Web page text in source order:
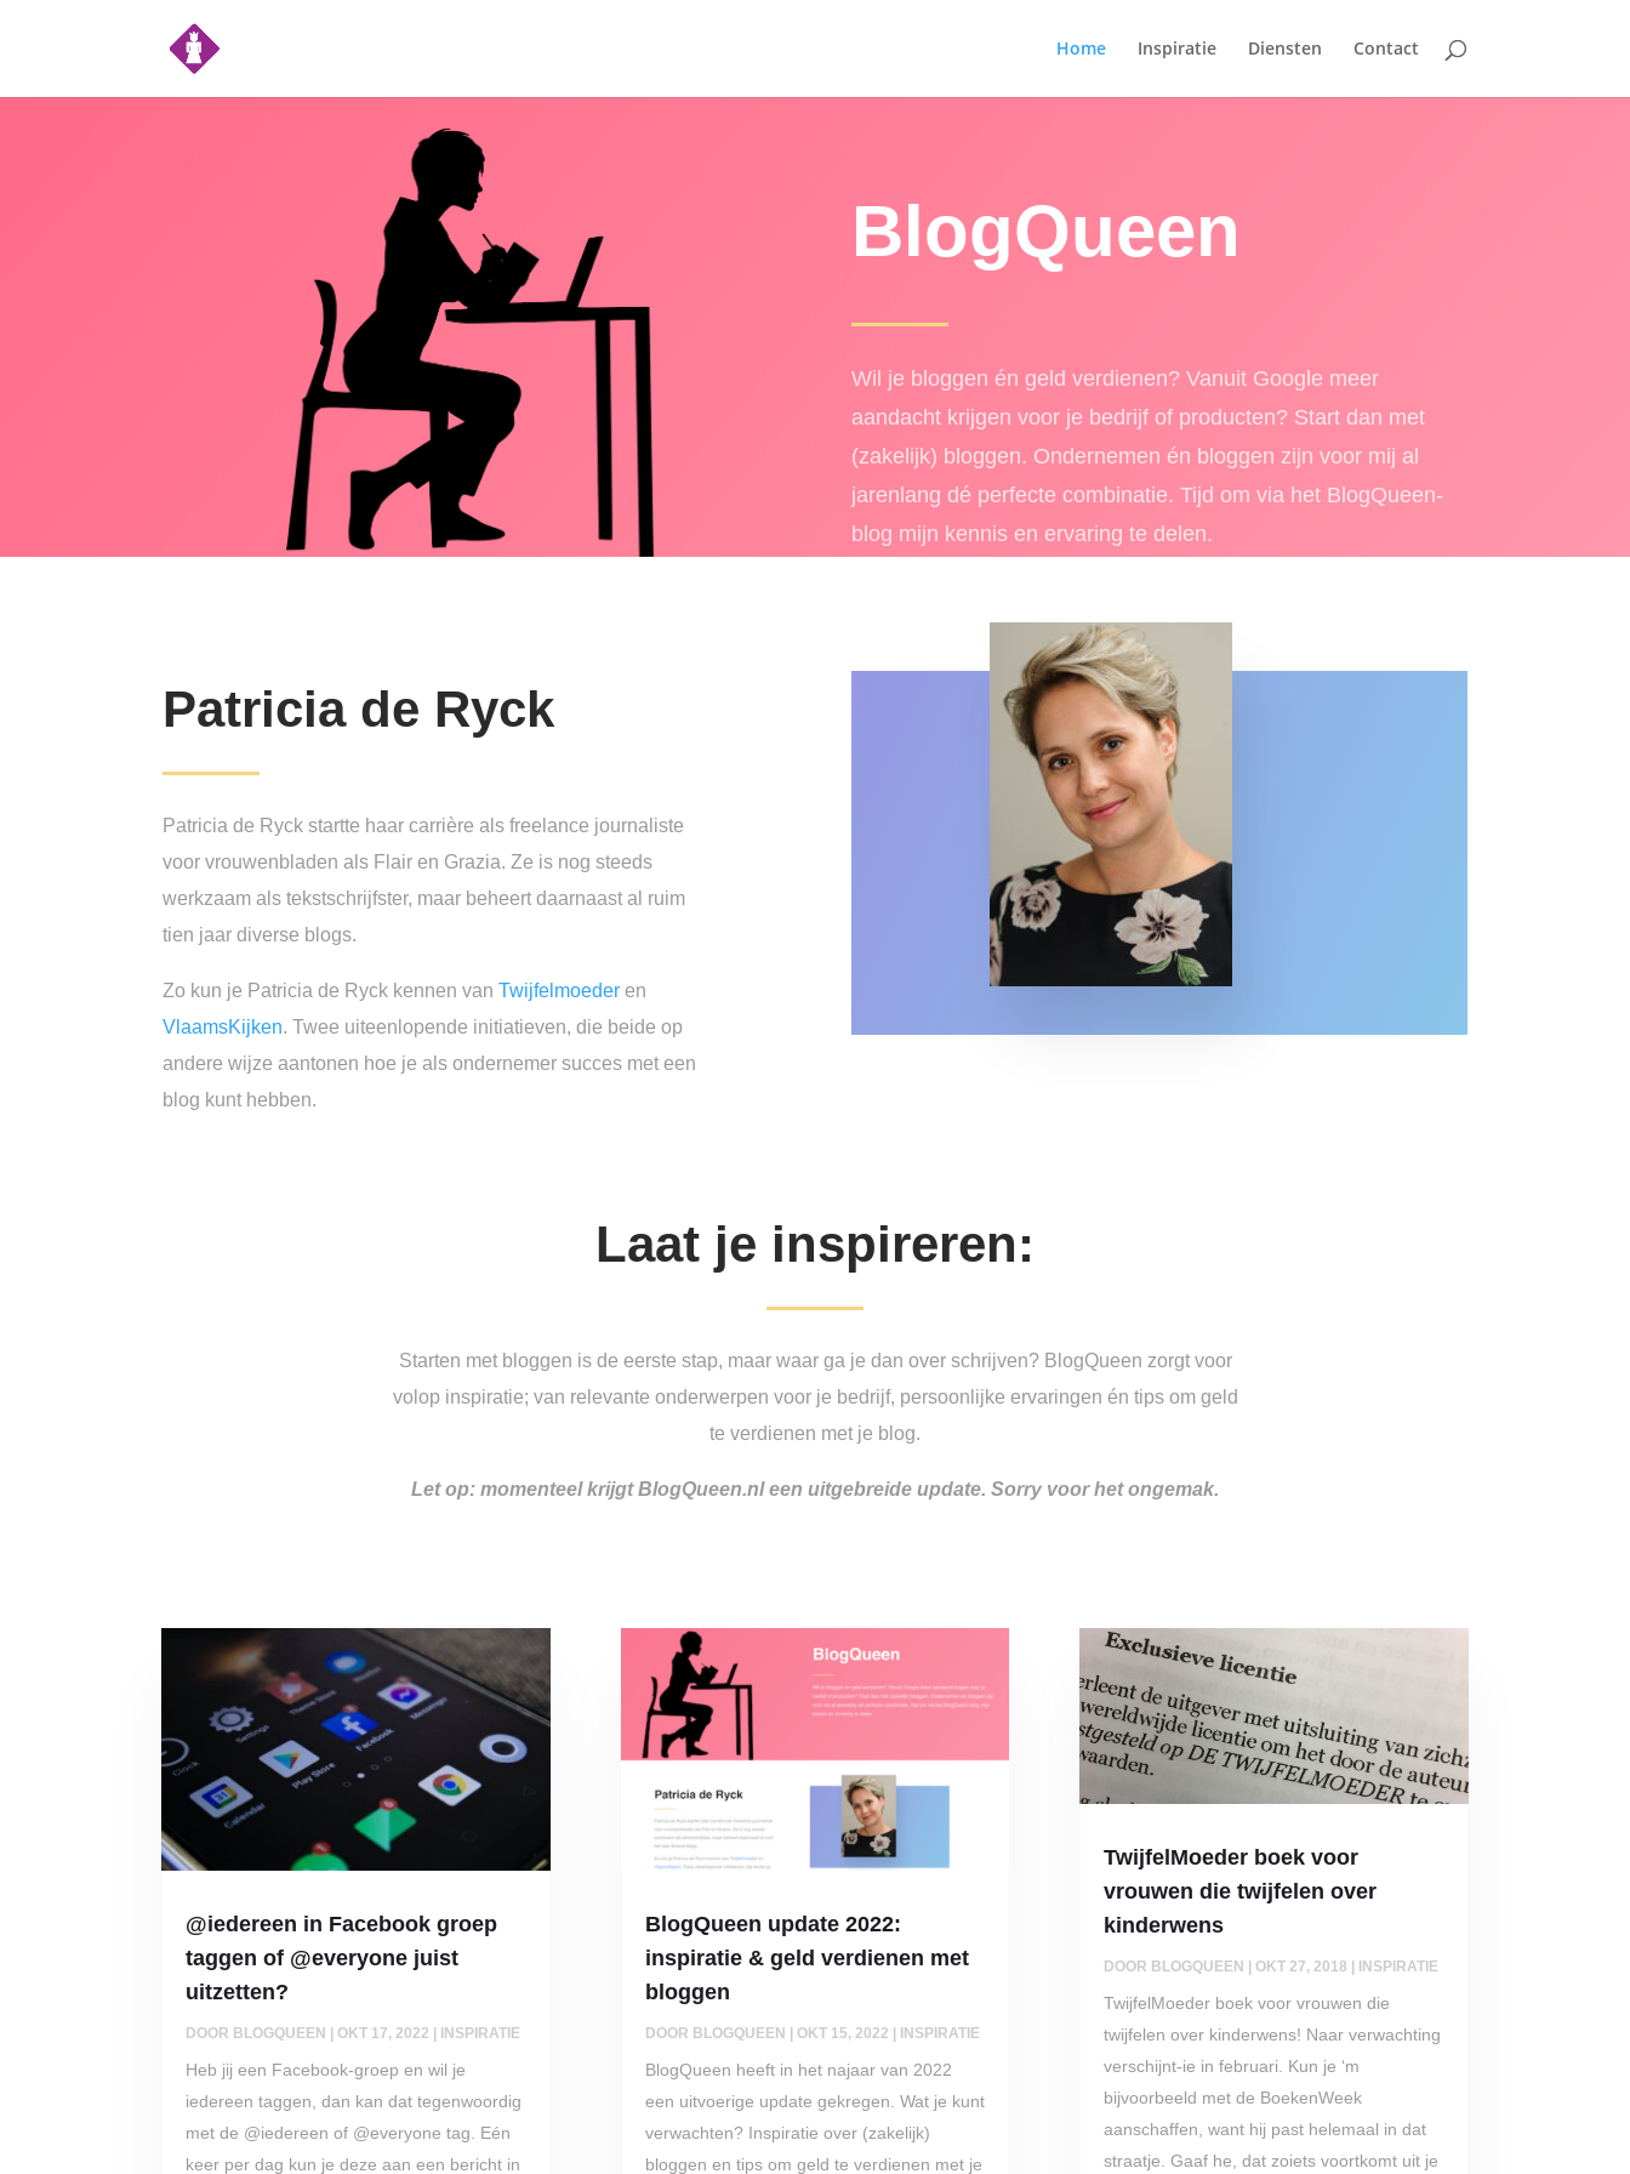
Home Inspiratie Diensten Contact
BlogQueen
Wil je bloggen én geld verdienen? Vanuit Google meer
aandacht krijgen voor je bedrijf of producten? Start dan met
(zakelijk) bloggen. Ondernemen én bloggen zijn voor mij al
jarenlang dé perfecte combinatie. Tijd om via het BlogQueen-
blog mijn kennis en ervaring te delen.
Patricia de Ryck
Patricia de Ryck startte haar carrière als freelance journaliste
voor vrouwenbladen als Flair en Grazia. Ze is nog steeds
werkzaam als tekstschrijfster, maar beheert daarnaast al ruim
tien jaar diverse blogs.
Zo kun je Patricia de Ryck kennen vanTwijfelmoeder en
VlaamsKijken. Twee uiteenlopende initiatieven, die beide op
andere wijze aantonen hoe je als ondernemer succes met een
blog kunt hebben.
Laat je inspireren:
Starten met bloggen is de eerste stap, maar waar ga je dan over schrijven? BlogQueen zorgt voor
volop inspiratie; van relevante onderwerpen voor je bedrijf, persoonlijke ervaringen én tips om geld
te verdienen met je blog.
Let op: momenteel krijgt BlogQueen.nl een uitgebreide update. Sorry voor het ongemak.
@iedereen in Facebook groep
taggen of @everyone juist
uitzetten?
DOOR BLOGQUEEN |OKT 17, 2022 INSPIRATIE
Heb jij een Facebook-groep en wil je
iedereen taggen, dan kan dat tegenwoordig
met de @iedereen of @everyone tag. Eén
keer per dag kun je deze aan een bericht in
BlogQueen update 2022:
inspiratie & geld verdienen met
bloggen
DOOR BLOGQUEEN OKT 15, 2022 INSPIRATIE
BlogQueen heeft in het najaar van 2022
een uitvoerige update gekregen. Wat je kunt
verwachten? Inspiratie over (zakelijk)
bloggen en tips om geld te verdienen met je
TwijfelMoeder boek voor
vrouwen die twijfelen over
kinderwens
DOOR BLOGQUEEN | OKT 27, 2018 | INSPIRATIE
TwijfelMoeder boek voor vrouwen die
twijfelen over kinderwens! Naar verwachting
verschijnt-ie in februari. Kun je ‘m
bijvoorbeeld met de BoekenWeek
aanschaffen, want hij past helemaal in dat
straatje. Gaaf he, dat zoiets voortkomt uit je